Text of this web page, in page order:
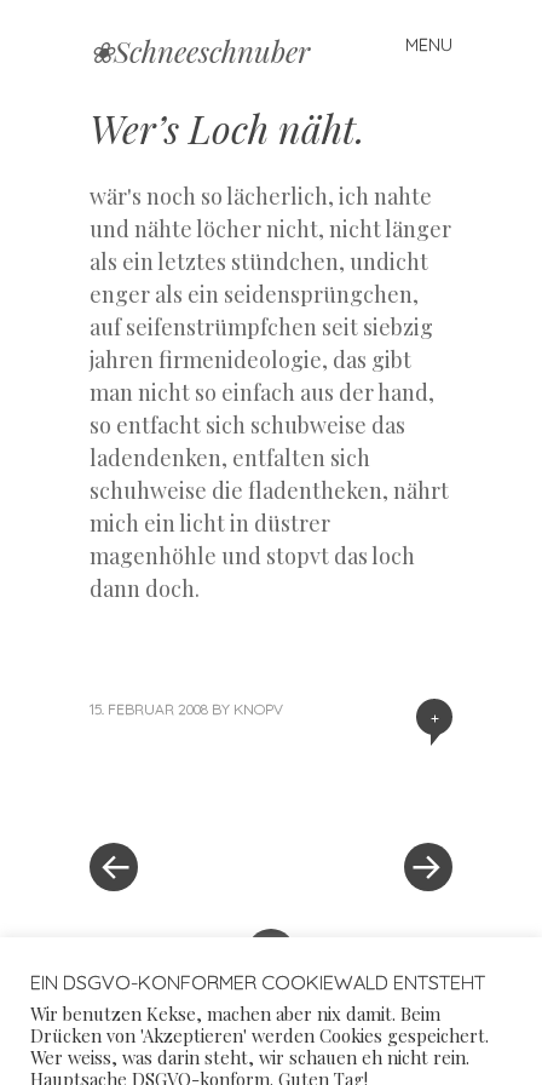
❀Schneeschnuber MENU
Skip
Wer’s Loch näht.
wär's noch so lächerlich, ich nahte
und nähte löcher nicht, nicht länger
als ein letztes stündchen, undicht
enger als ein seidensprüngchen,
auf seifenstrümpfchen seit siebzig
jahren firmenideologie, das gibt
man nicht so einfach aus der hand,
so entfacht sich schubweise das
ladendenken, entfalten sich
schuhweise die fladentheken, nährt
mich ein licht in düstrer
magenhöhle und stopvt das loch
dann doch.
+
15. FEBRUAR 2008 BY KNOPV
EIN DSGVO-KONFORMER COOKIEWALD ENTSTEHT
Wir benutzen Kekse, machen aber nix damit. Beim
Drücken von 'Akzeptieren' werden Cookies gespeichert.
Wer weiss, was darin steht, wir schauen eh nicht rein.
Hauptsache DSGVO-konform. Guten Tag!